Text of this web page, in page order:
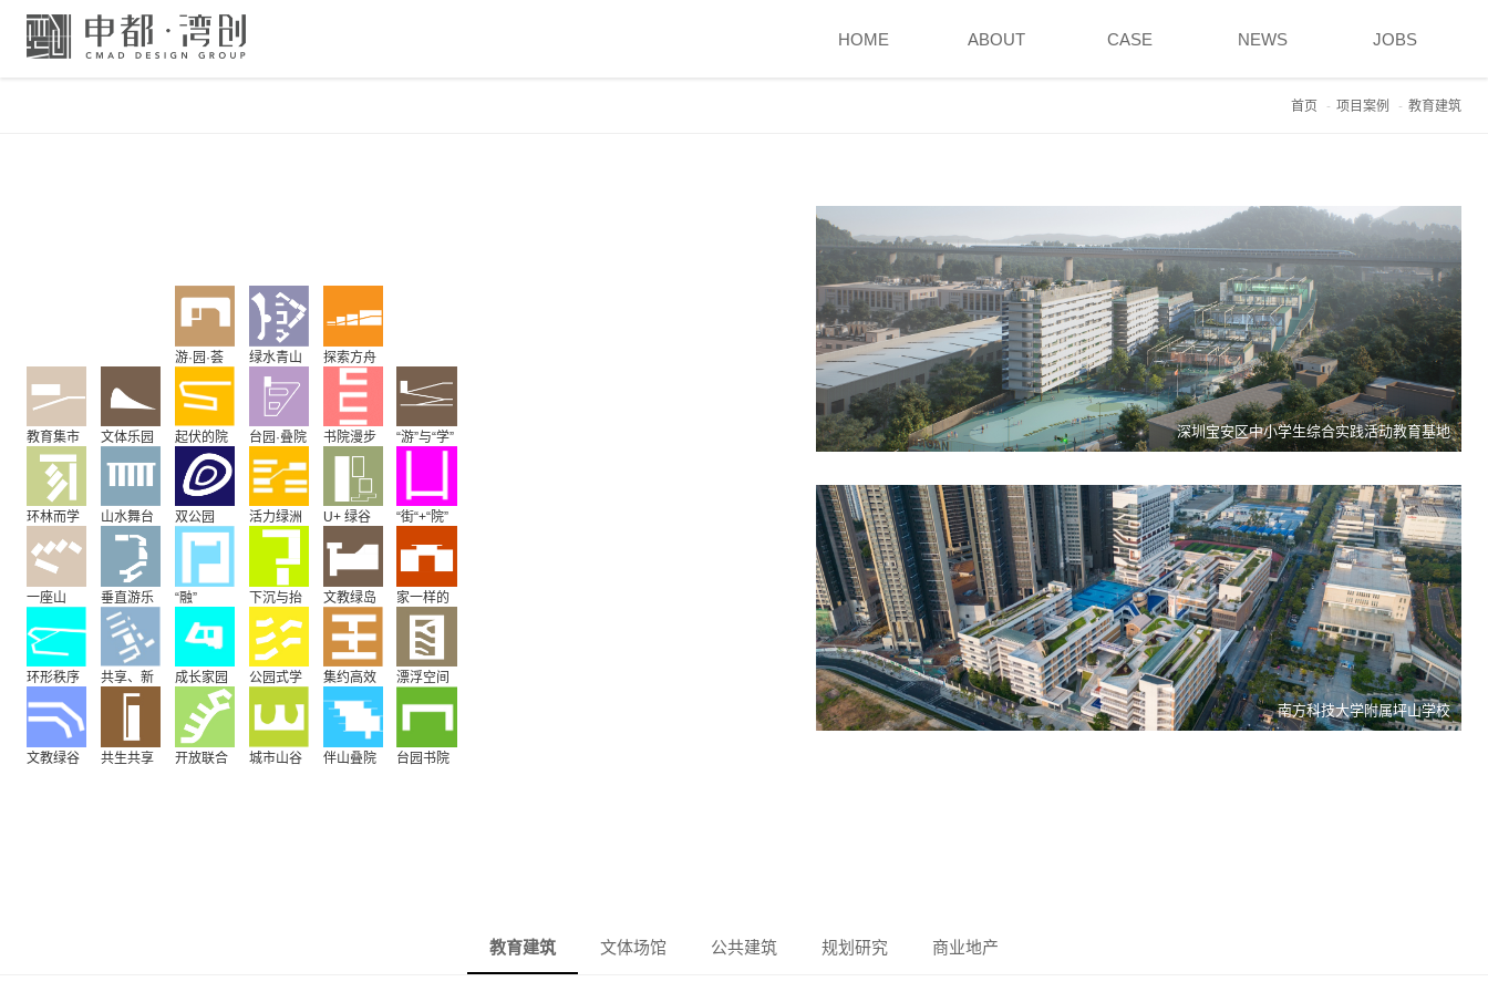
HOME ABOUT CASE NEWS JOBS
首页 项目案例 教育建筑
游·园·荟 绿水青山 探索方舟
教育集市 文体乐园
起伏的院
台园·叠院 书院漫步 “游”与“学”
环林而学 山水舞台 双公园
活力绿洲
聚动成长
U+ 绿谷 “街“+“院”
一座山
垂直游乐
场
“融”
下沉与抬
升
文教绿岛
家一样的
温馨
环形秩序
共享、新
成长家园
公园式学
集约高效 漂浮空间
文教绿谷 共生共享 开放联合 城市山谷 伴山叠院 台园书院
深圳宝安区中小学生综合实践活动教育基地
南方科技大学附属坪山学校
教育建筑 文体场馆 公共建筑 规划研究 商业地产